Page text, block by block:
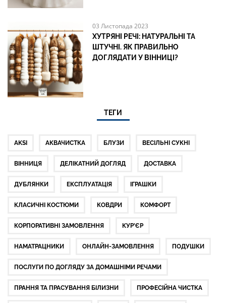
03 Листопада 2023
ХУТРЯНІ РЕЧІ: НАТУРАЛЬНІ ТА
ШТУЧНІ. ЯК ПРАВИЛЬНО
ДОГЛЯДАТИ У ВІННИЦІ?
ТЕГИ
AKSI АКВАЧИСТКА БЛУЗИ ВЕСІЛЬНІ СУКНІ
ВІННИЦЯ ДЕЛІКАТНИЙ ДОГЛЯД ДОСТАВКА
ДУБЛЯНКИ ЕКСПЛУАТАЦІЯ ІГРАШКИ
КЛАСИЧНІ КОСТЮМИ КОВДРИ КОМФОРТ
КОРПОРАТИВНІ ЗАМОВЛЕННЯ КУР'ЄР
НАМАТРАЦНИКИ ОНЛАЙН-ЗАМОВЛЕННЯ ПОДУШКИ
ПОСЛУГИ ПО ДОГЛЯДУ ЗА ДОМАШНІМИ РЕЧАМИ
ПРАННЯ ТА ПРАСУВАННЯ БІЛИЗНИ ПРОФЕСІЙНА ЧИСТКА